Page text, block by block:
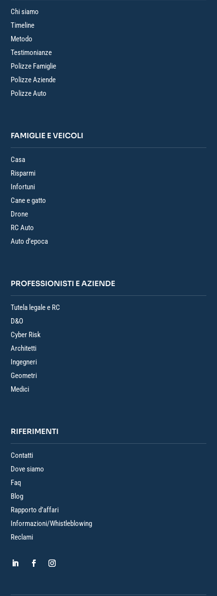
Chi siamo
Timeline
Metodo
Testimonianze
Polizze Famiglie
Polizze Aziende
Polizze Auto
FAMIGLIE E VEICOLI
Casa
Risparmi
Infortuni
Cane e gatto
Drone
RC Auto
Auto d’epoca
PROFESSIONISTI E AZIENDE
Tutela legale e RC
D&O
Cyber Risk
Architetti
Ingegneri
Geometri
Medici
RIFERIMENTI
Contatti
Dove siamo
Faq
Blog
Rapporto d’affari
Informazioni/Whistleblowing
Reclami